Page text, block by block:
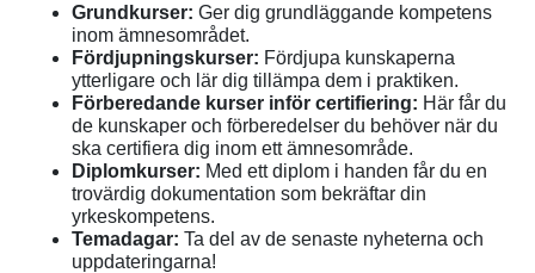
Grundkurser: Ger dig grundläggande kompetens
inom ämnesområdet.
Fördjupningskurser: Fördjupa kunskaperna
ytterligare och lär dig tillämpa dem i praktiken.
Förberedande kurser inför certifiering: Här får du
de kunskaper och förberedelser du behöver när du
ska certifiera dig inom ett ämnesområde.
Diplomkurser: Med ett diplom i handen får du en
trovärdig dokumentation som bekräftar din
yrkeskompetens.
Temadagar: Ta del av de senaste nyheterna och
uppdateringarna!